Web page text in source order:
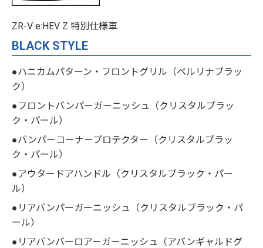
ZR-V e:HEV Z 特別仕様車
BLACK STYLE
●ハニカムパターン・フロントグリル（ベルリナブラッ
ク）
●フロントバンパーガーニッシュ（クリスタルブラッ
ク・パール）
●バンパーコーナープロテクター（クリスタルブラッ
ク・パール）
●アウタードアハンドル（クリスタルブラック・パー
ル）
●リアバンパーガーニッシュ（クリスタルブラック・パ
ール）
●リアバンバーロアーガーニッシュ（アバンギャルドグ